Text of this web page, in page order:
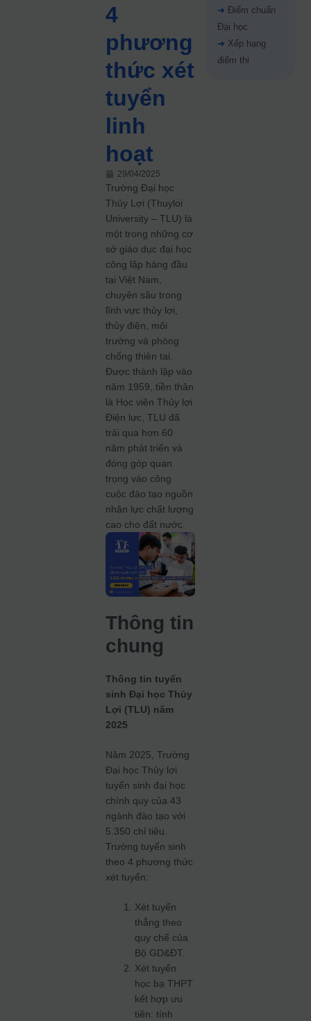
4
phương
thức xét
tuyển
linh
hoạt
29/04/2025
Trường Đại học
Thủy Lợi (Thuyloi
University – TLU) là
một trong những cơ
sở giáo dục đại học
công lập hàng đầu
tại Việt Nam,
chuyên sâu trong
lĩnh vực thủy lợi,
thủy điện, môi
trường và phòng
chống thiên tai.
Được thành lập vào
năm 1959, tiền thân
là Học viện Thủy lợi
Điện lực, TLU đã
trải qua hơn 60
năm phát triển và
đóng góp quan
trọng vào công
cuộc đào tạo nguồn
nhân lực chất lượng
cao cho đất nước.
Thông tin
chung
Thông tin tuyển
sinh Đại học Thủy
Lợi (TLU) năm
2025
Năm 2025, Trường
Đại học Thủy lợi
tuyển sinh đại học
chính quy của 43
ngành đào tạo với
5.350 chỉ tiêu.
Trường tuyển sinh
theo 4 phương thức
xét tuyển:
Xét tuyển
thẳng theo
quy chế của
Bộ GD&ĐT.
Xét tuyển
học bạ THPT
kết hợp ưu
tiên: tính
➜ Điểm chuẩn
Đại học
➜ Xếp hạng
điểm thi